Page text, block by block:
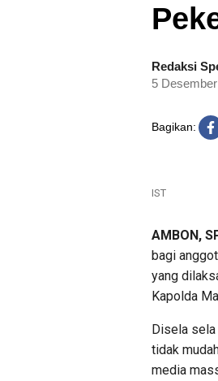
Redaksi
5
Bagikan:
IST
AMBON,
bagi
yang
Kapolda
Disela sela
tidak
media